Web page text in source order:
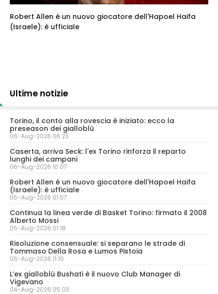
Robert Allen è un nuovo giocatore dell'Hapoel Haifa
(Israele): è ufficiale
Ultime notizie
Torino, il conto alla rovescia è iniziato: ecco la
preseason dei gialloblù
06-Aug-2026 06:23
Caserta, arriva Seck: l'ex Torino rinforza il reparto
lunghi dei campani
06-Aug-2026 10:07
Robert Allen è un nuovo giocatore dell'Hapoel Haifa
(Israele): è ufficiale
05-Aug-2026 01:57
Continua la linea verde di Basket Torino: firmato il 2008
Alberto Mossi
05-Aug-2026 01:18
Risoluzione consensuale: si separano le strade di
Tommaso Della Rosa e Lumos Pistoia
05-Aug-2026 11:10
L’ex gialloblù Bushati è il nuovo Club Manager di
Vigevano
04-Aug-2026 05:03